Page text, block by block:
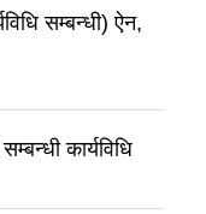
सम्बन्धी) ऐन,
कार्यविधि